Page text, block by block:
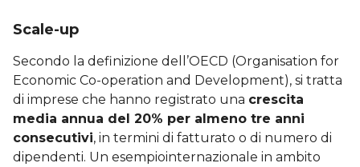
Scale-up
Secondo la definizione dell’OECD (Organisation for
Economic Co-operation and Development), si tratta
di imprese che hanno registrato una crescita
media annua del 20% per almeno tre anni
consecutivi, in termini di fatturato o di numero di
dipendenti. Un esempiointernazionale in ambito